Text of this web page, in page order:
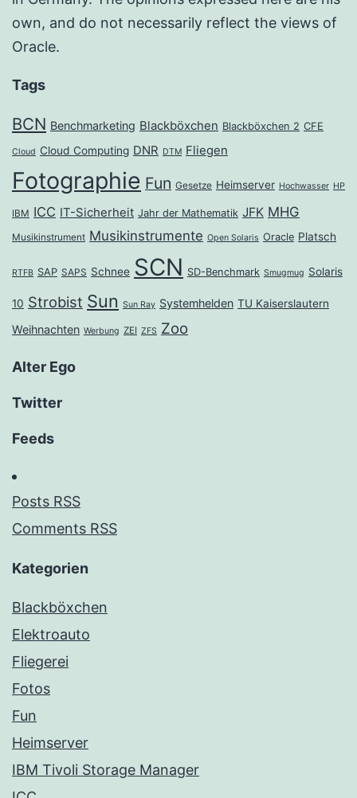
own, and do not necessarily reflect the views of
Oracle.
Tags
BCN Benchmarketing Blackböxchen Blackböxchen 2 CFE
Cloud Cloud Computing DNR DTM Fliegen
Fotographie Fun Gesetze Heimserver Hochwasser HP
IBM ICC IT-Sicherheit Jahr der Mathematik JFK MHG
Musikinstrument Musikinstrumente Open Solaris Oracle Platsch
RTFB SAP SAPS Schnee SCN SD-Benchmark Smugmug Solaris
10 Strobist Sun Sun Ray Systemhelden TU Kaiserslautern
Weihnachten Werbung ZEI ZFS Zoo
Alter Ego
Twitter
Feeds
Posts RSS
Comments RSS
Kategorien
Blackböxchen
Elektroauto
Fliegerei
Fotos
Fun
Heimserver
IBM Tivoli Storage Manager